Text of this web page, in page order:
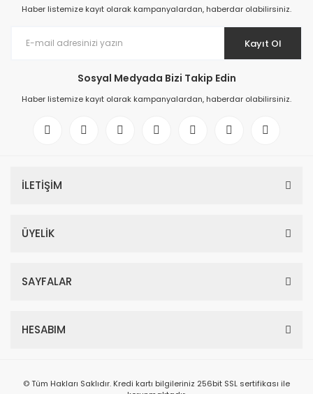
Haber listemize kayıt olarak kampanyalardan, haberdar olabilirsiniz.
Kayıt Ol
Sosyal Medyada Bizi Takip Edin
Haber listemize kayıt olarak kampanyalardan, haberdar olabilirsiniz.
İLETİŞİM
ÜYELİK
SAYFALAR
HESABIM
© Tüm Hakları Saklıdır. Kredi kartı bilgileriniz 256bit SSL sertifikası ile